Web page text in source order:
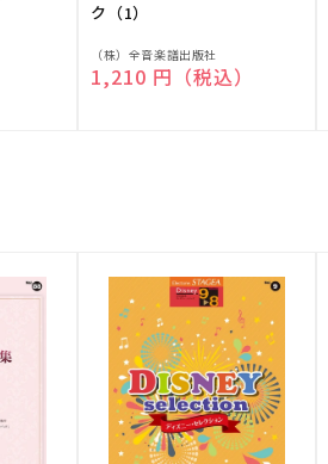
ク（1）
販
売
（株）全音楽譜出版社
通常価格
1,210 円（税込）